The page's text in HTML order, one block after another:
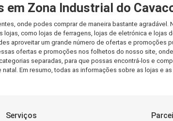
Zona Industrial do
onde podes comprar de maneira bastante
como lojas de ferragens, lojas de eletrónica e
aproveitar um grande número de ofertas e promoções
ofertas e promoções nos folhetos do nosso site,
separadas, para que possas encontrá-los e
Em resumo, todas as informações sobre as lojas
Serviços